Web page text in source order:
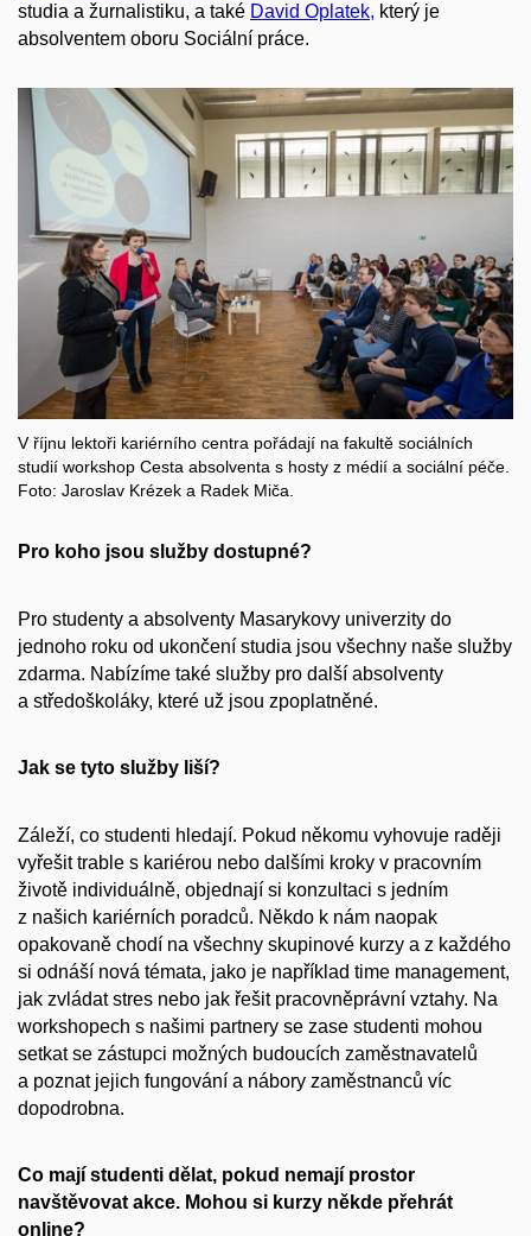
studia a žurnalistiku, a také David Oplatek, který je
absolventem oboru Sociální práce.
V říjnu lektoři kariérního centra pořádají na fakultě sociálních
studií workshop Cesta absolventa s hosty z médií a sociální péče.
Foto: Jaroslav Krézek a Radek Miča.
Pro koho jsou služby dostupné?
Pro studenty a absolventy Masarykovy univerzity do
jednoho roku od ukončení studia jsou všechny naše služby
zdarma. Nabízíme také služby pro další absolventy
a středoškoláky, které už jsou zpoplatněné.
Jak se tyto služby liší?
Záleží, co studenti hledají. Pokud někomu vyhovuje raději
vyřešit trable s kariérou nebo dalšími kroky v pracovním
životě individuálně, objednají si konzultaci s jedním
z našich kariérních poradců. Někdo k nám naopak
opakovaně chodí na všechny skupinové kurzy a z každého
si odnáší nová témata, jako je například time management,
jak zvládat stres nebo jak řešit pracovněprávní vztahy. Na
workshopech s našimi partnery se zase studenti mohou
setkat se zástupci možných budoucích zaměstnavatelů
a poznat jejich fungování a nábory zaměstnanců víc
dopodrobna.
Co mají studenti dělat, pokud nemají prostor
navštěvovat akce. Mohou si kurzy někde přehrát
online?